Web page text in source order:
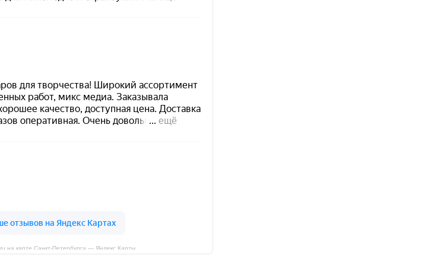
на карте Санкт‑Петербурга — Яндекс Карты